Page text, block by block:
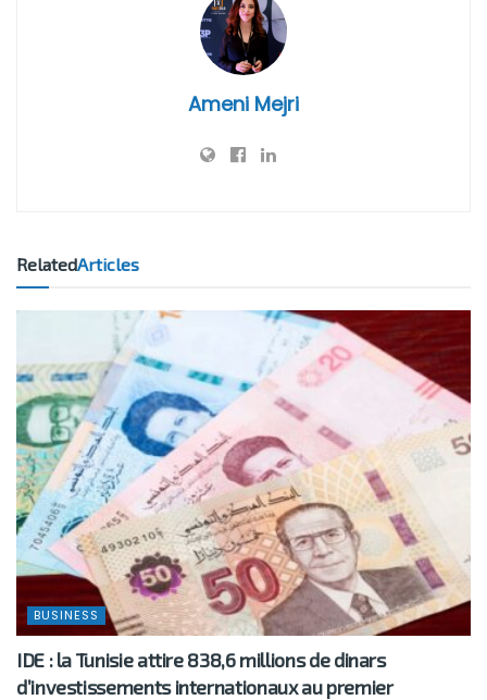
Ameni Mejri
RelatedArticles
BUSINESS
IDE : la Tunisie attire 838,6 millions de dinars
d’investissements internationaux au premier